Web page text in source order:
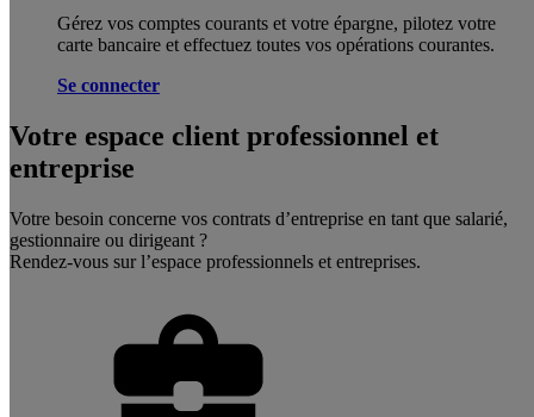
Gérez vos comptes courants et votre épargne, pilotez votre
carte bancaire et effectuez toutes vos opérations courantes.
Se connecter
Votre espace client professionnel et
entreprise
Votre besoin concerne vos contrats d’entreprise en tant que salarié,
gestionnaire ou dirigeant ?
Rendez-vous sur l’espace professionnels et entreprises.